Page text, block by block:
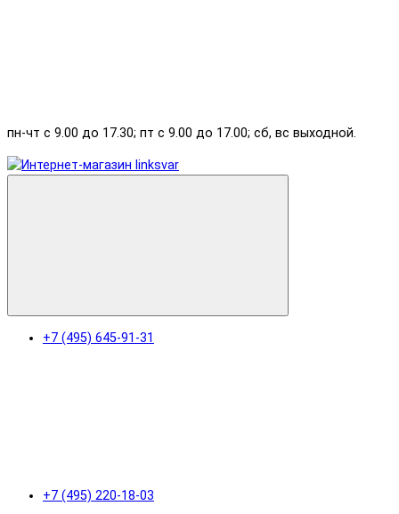
пн-чт с 9.00 до 17.30; пт с 9.00 до 17.00; сб, вс выходной.
+7 (495) 645-91-31
+7 (495) 220-18-03